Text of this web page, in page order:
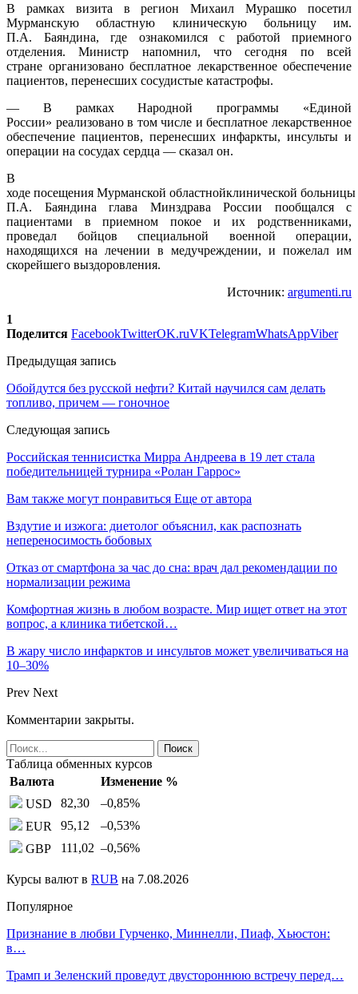
В рамках визита в регион Михаил Мурашко посетил
Мурманскую областную клиническую больницу им.
П.А. Баяндина, где ознакомился с работой приемного
отделения. Министр напомнил, что сегодня по всей
стране организовано бесплатное лекарственное обеспечение
пациентов, перенесших сосудистые катастрофы.
— В рамках Народной программы «Единой
России» реализовано в том числе и бесплатное лекарственное
обеспечение пациентов, перенесших инфаркты, инсульты и
операции на сосудах сердца — сказал он.
В
ходе посещения Мурманской областнойклинической
П.А. Баяндина глава Минздрава России пообщался с
пациентами в приемном покое и их родственниками,
проведал бойцов специальной военной операции,
находящихся на лечении в медучреждении, и пожелал им
скорейшего выздоровления.
Источник: argumenti.ru
1
Поделится FacebookTwitterOK.ruVKTelegramWhatsAppViber
Предыдущая запись
Обойдутся без русской нефти? Китай научился сам делать
топливо, причем — гоночное
Следующая запись
Российская теннисистка Мирра Андреева в 19 лет стала
победительницей турнира «Ролан Гаррос»
Вам также могут понравиться Еще от автора
Вздутие и изжога: диетолог объяснил, как распознать
непереносимость бобовых
Отказ от смартфона за час до сна: врач дал рекомендации по
нормализации режима
Комфортная жизнь в любом возрасте. Мир ищет ответ на этот
вопрос, а клиника тибетской…
В жару число инфарктов и инсультов может увеличиваться на
10–30%
Prev Next
Комментарии закрыты.
Таблица обменных курсов
Валюта
Изменение %
USD
82,30 –0,85%
EUR
95,12 –0,53%
GBP
111,02 –0,56%
Курсы валют в RUB на 7.08.2026
Популярное
Признание в любви Гурченко, Миннелли, Пиаф, Хьюстон:
в…
Трамп и Зеленский проведут двустороннюю встречу перед…